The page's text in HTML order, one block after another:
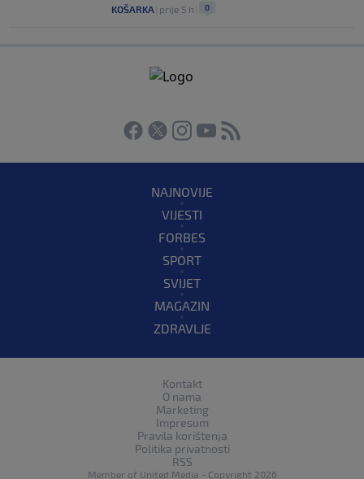
KOŠARKA prije 5 h 0
NAJNOVIJE
VIJESTI
FORBES
SPORT
SVIJET
MAGAZIN
ZDRAVLJE
Kontakt
O nama
Marketing
Impresum
Pravila korištenja
Politika privatnosti
RSS
Member of United Media - Copyright 2026